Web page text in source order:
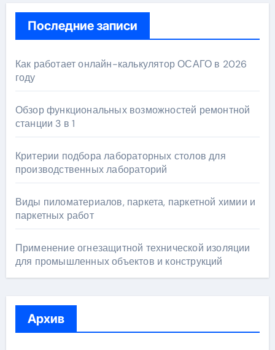
Последние записи
Как работает онлайн-калькулятор ОСАГО в 2026
году
Обзор функциональных возможностей ремонтной
станции 3 в 1
Критерии подбора лабораторных столов для
производственных лабораторий
Виды пиломатериалов, паркета, паркетной химии и
паркетных работ
Применение огнезащитной технической изоляции
для промышленных объектов и конструкций
Архив